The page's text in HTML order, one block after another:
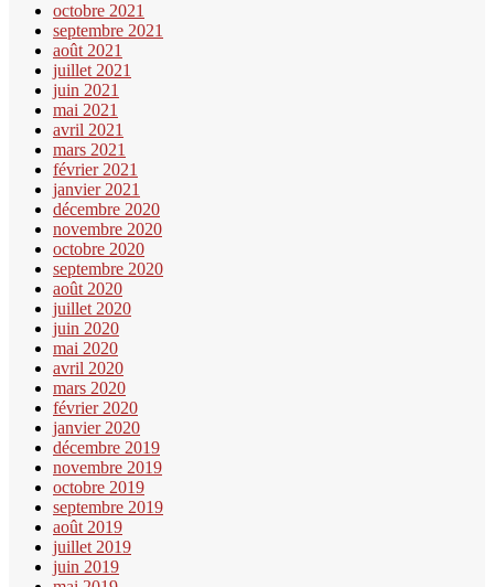
octobre 2021
septembre 2021
août 2021
juillet 2021
juin 2021
mai 2021
avril 2021
mars 2021
février 2021
janvier 2021
décembre 2020
novembre 2020
octobre 2020
septembre 2020
août 2020
juillet 2020
juin 2020
mai 2020
avril 2020
mars 2020
février 2020
janvier 2020
décembre 2019
novembre 2019
octobre 2019
septembre 2019
août 2019
juillet 2019
juin 2019